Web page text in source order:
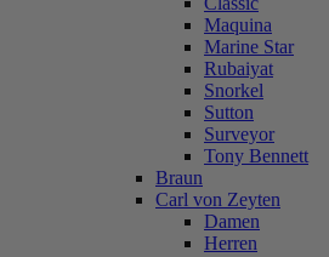
Maquina
Marine Star
Rubaiyat
Snorkel
Sutton
Surveyor
Tony Bennett
Braun
Carl von Zeyten
Damen
Herren